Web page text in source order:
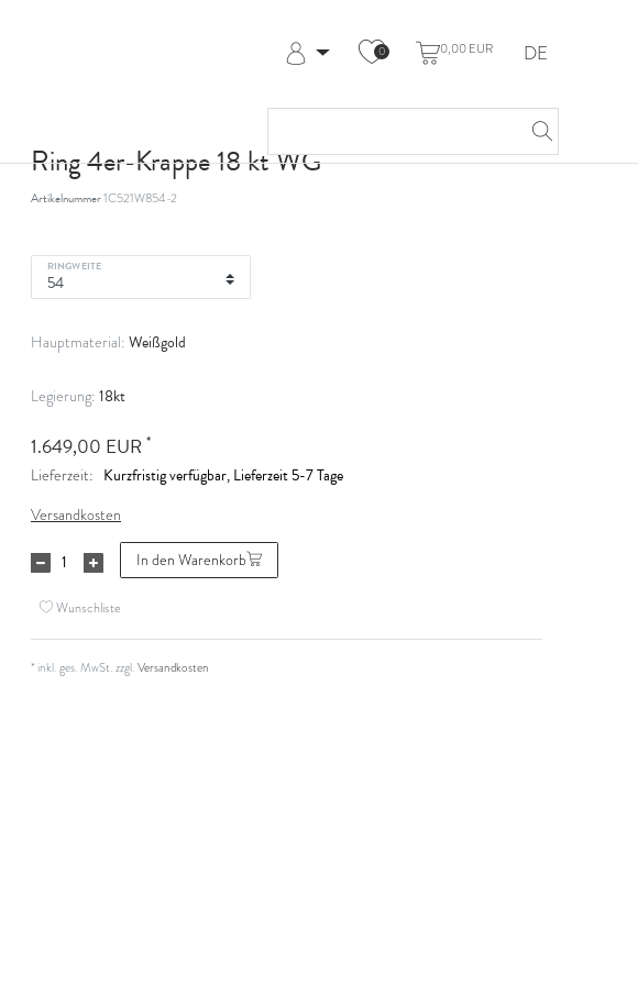
Registrieren
Hilfe & Kontakt
0 0,00 EUR DE
Ring 4er-Krappe 18 kt WG
Artikelnummer1C521W854-2
RINGWEITE
Hauptmaterial: Weißgold
Legierung: 18kt
1.649,00 EUR *
Lieferzeit: Kurzfristig verfügbar, Lieferzeit 5-7 Tage
Versandkosten
In den Warenkorb
Wunschliste
* inkl. ges. MwSt. zzgl.Versandkosten